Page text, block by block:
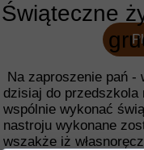
Świąteczne
Na zaproszenie pań -
dzisiaj do
wspólnie wykonać
nastroju wykonane
wszakże iż